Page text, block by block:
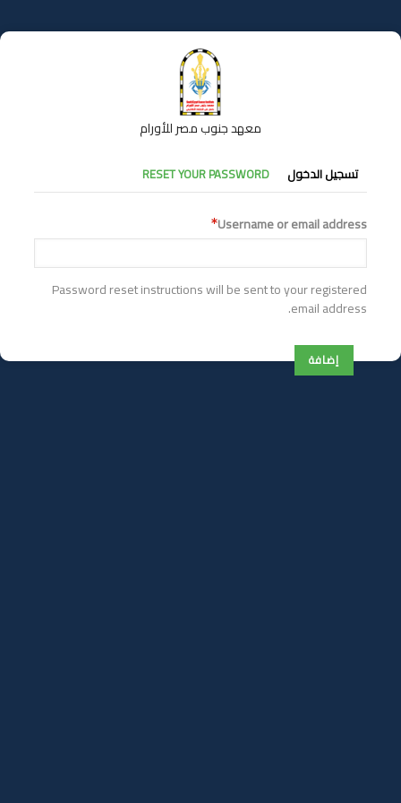
إلى
المحتوى
معهد جنوب مصر للأورام
التبويبات
الأساسية
تسجيل الدخول RESET YOUR PASSWORD
Username or email address
Password reset instructions will be sent to your registered
email address.